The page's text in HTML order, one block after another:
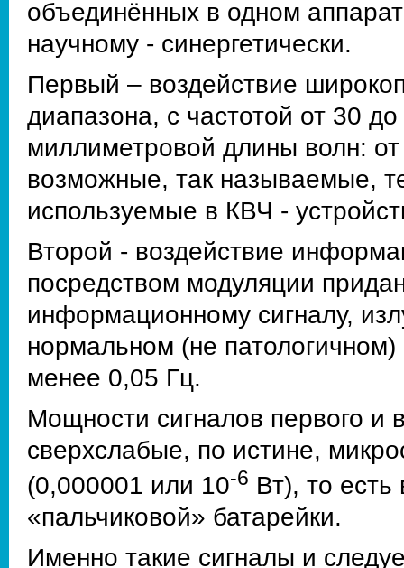
объединённых в одном
научному - синергетически.
Первый – воздействие
диапазона, с частотой от 30
миллиметровой длины волн:
возможные, так называемые,
используемые в КВЧ -
Второй - воздействие
посредством модуляции
информационному сигналу,
нормальном (не патологичном)
менее 0,05 Гц.
Мощности сигналов первого и
сверхслабые, по истине,
(0,000001 или 10-6 Вт), то
«пальчиковой» батарейки.
Именно такие сигналы и